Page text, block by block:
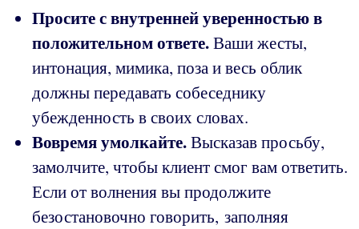
Просите с внутренней уверенностью в
положительном ответе.Ваши жесты,
интонация, мимика, поза и весь облик
должны передавать собеседнику
убежденность в своих словах.
Вовремя умолкайте.Высказав просьбу,
замолчите, чтобы клиент смог вам ответить.
Если от волнения вы продолжите
безостановочно говорить, заполняя